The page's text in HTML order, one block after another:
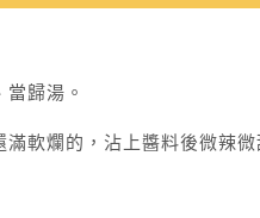
歸湯。
軟爛的，沾上醬料後微辣微